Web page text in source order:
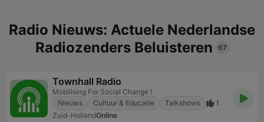
Radio Nieuws: Actuele Nederlandse
Radiozenders Beluisteren
67
Townhall Radio
Mobilising For Social Change !
Nieuws
Cultuur & Educatie Talkshows
1
Zuid-HollandOnline